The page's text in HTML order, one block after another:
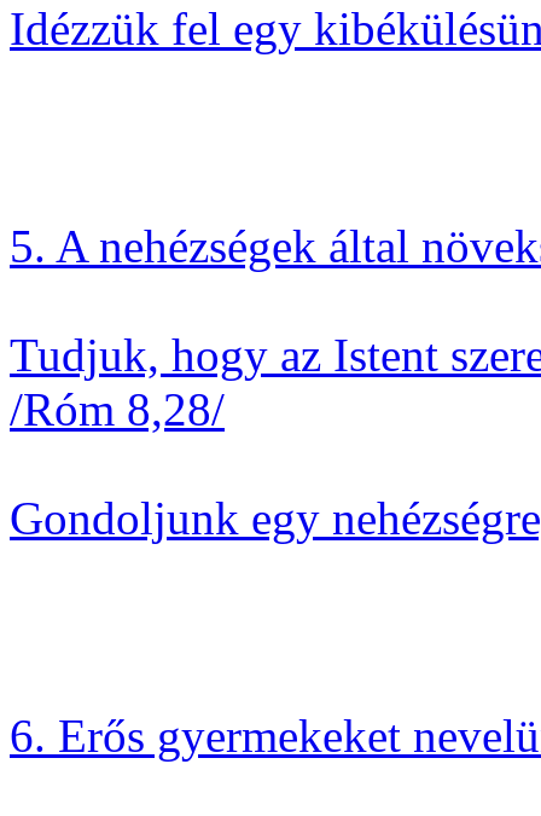
Idézzük fel egy
5. A nehézségek által
Tudjuk, hogy az Istent
/Róm 8,28/
Gondoljunk egy
6. Erős gyermekeket